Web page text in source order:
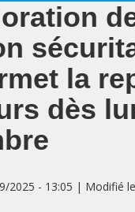
la
dès
2025 - 13:05 | Modifié